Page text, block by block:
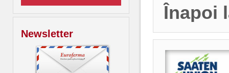
Newsletter
Înapoi